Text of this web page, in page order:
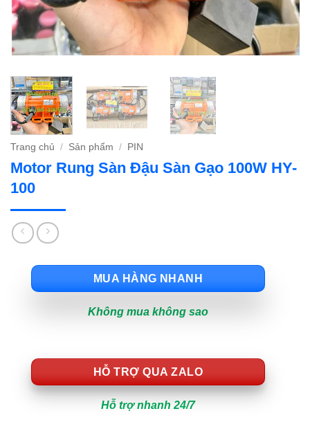
Trang chủ / Sản phẩm / PIN
Motor Rung Sàn Đậu Sàn Gạo 100W HY-
100
MUA HÀNG NHANH
Không mua không sao
HỖ TRỢ QUA ZALO
Hỗ trợ nhanh 24/7